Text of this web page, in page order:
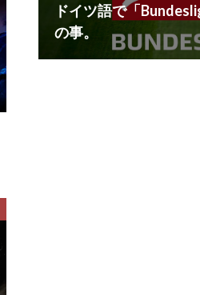
ドイツ語で「
の事。